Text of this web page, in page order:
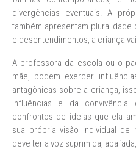
divergências eventuais. A
também apresentam
e desentendimentos, a criança
A professora da escola ou o
mãe, podem exercer
antagônicas sobre a criança,
influências e da convivência
confrontos de ideias que ela
sua própria visão individual de
deve ter a voz suprimida,